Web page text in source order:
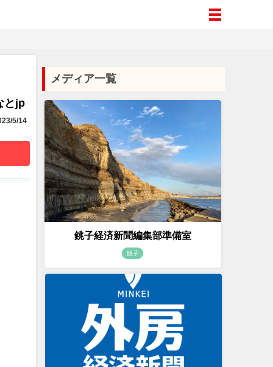
とjp
5/14
メディア一覧
銚子経済新聞編集部準備室
銚子